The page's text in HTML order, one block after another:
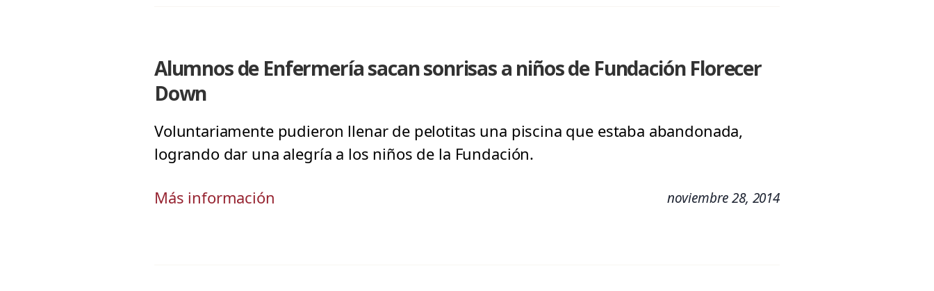
Alumnos de Enfermería sacan sonrisas a niños de Fundación Florecer
Down
Voluntariamente pudieron llenar de pelotitas una piscina que estaba abandonada,
logrando dar una alegría a los niños de la Fundación.
Más información noviembre 28, 2014